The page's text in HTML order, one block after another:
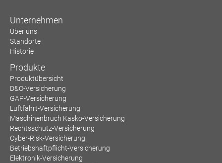
Unternehmen
Über uns
Standorte
Historie
Produkte
Produktübersicht
D&O-Versicherung
GAP-Versicherung
Luftfahrt-Versicherung
Maschinenbruch Kasko-Versicherung
Rechtsschutz-Versicherung
Cyber-Risk-Versicherung
Betriebshaftpflicht-Versicherung
Elektronik-Versicherung